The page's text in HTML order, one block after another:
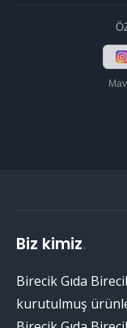
Biz kimiz.
Birecik Gıda
kurutulmuş